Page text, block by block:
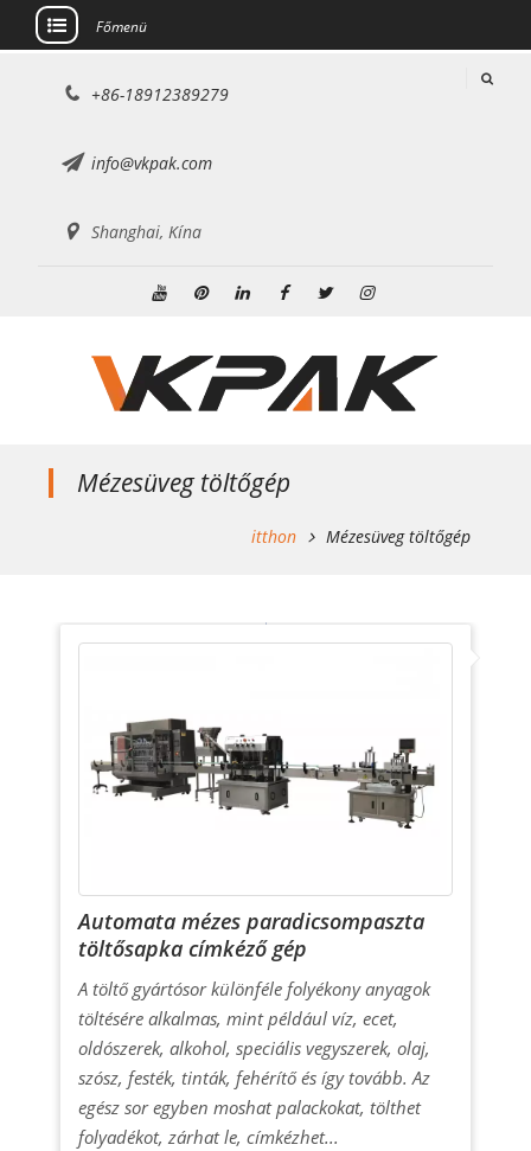
Főmenü
+86-18912389279
info@vkpak.com
Shanghai, Kína
Mézesüveg töltőgép
itthon Mézesüveg töltőgép
Automata mézes paradicsompaszta
töltősapka címkéző gép
A töltő gyártósor különféle folyékony anyagok
töltésére alkalmas, mint például víz, ecet,
oldószerek, alkohol, speciális vegyszerek, olaj,
szósz, festék, tinták, fehérítő és így tovább. Az
egész sor egyben moshat palackokat, tölthet
folyadékot, zárhat le, címkézhet...